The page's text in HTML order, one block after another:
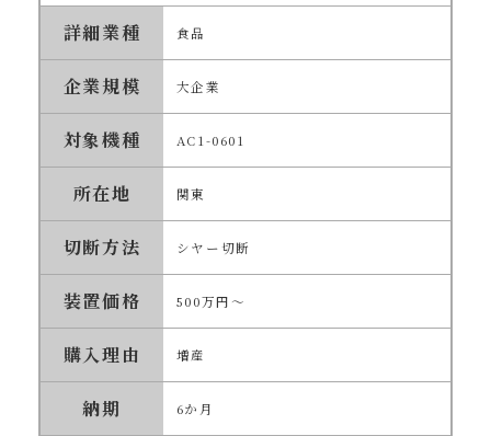
詳細業種 食品
企業規模 大企業
対象機種 AC1-0601
所在地 関東
切断方法 シヤー切断
装置価格 500万円～
購入理由 増産
納期 6か月